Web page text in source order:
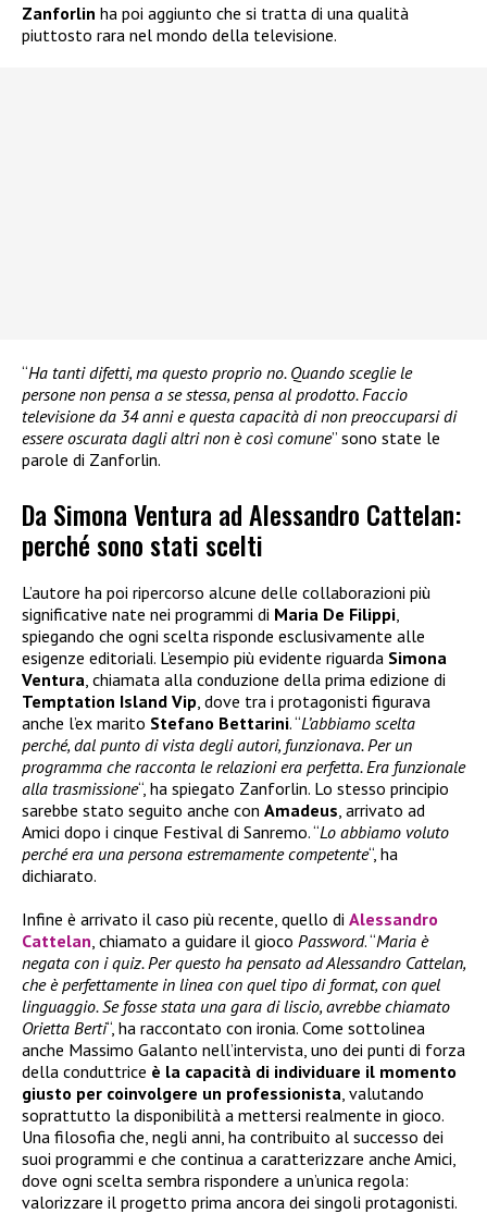
Zanforlin ha poi aggiunto che si tratta di una qualità
piuttosto rara nel mondo della televisione.
“Ha tanti difetti, ma questo proprio no. Quando sceglie le
persone non pensa a se stessa, pensa al prodotto. Faccio
televisione da 34 anni e questa capacità di non preoccuparsi di
essere oscurata dagli altri non è così comune” sono state le
parole di Zanforlin.
Da Simona Ventura ad Alessandro Cattelan:
perché sono stati scelti
L’autore ha poi ripercorso alcune delle collaborazioni più
significative nate nei programmi di Maria De Filippi
spiegando che ogni scelta risponde esclusivamente alle
esigenze editoriali. L’esempio più evidente riguarda Simona
Ventura , chiamata alla conduzione della prima edizione di
Temptation Island Vip , dove tra i protagonisti figurava
anche l’ex marito Stefano Bettarini. “L’abbiamo scelta
perché, dal punto di vista degli autori, funzionava. Per un
programma che racconta le relazioni era perfetta. Era funzionale
alla trasmissione“, ha spiegato Zanforlin. Lo stesso principio
sarebbe stato seguito anche con Amadeus , arrivato ad
Amici dopo i cinque Festival di Sanremo. “Lo abbiamo voluto
perché era una persona estremamente competente“, ha
dichiarato.
Infine è arrivato il caso più recente, quello di Alessandro
Cattelan , chiamato a guidare il gioco Password. “Maria è
negata con i quiz. Per questo ha pensato ad Alessandro Cattelan,
che è perfettamente in linea con quel tipo di format, con quel
linguaggio. Se fosse stata una gara di liscio, avrebbe chiamato
Orietta Berti“, ha raccontato con ironia. Come sottolinea
anche Massimo Galanto nell’intervista, uno dei punti di forza
della conduttrice è la capacità di individuare il momento
giusto per coinvolgere un professionista , valutando
soprattutto la disponibilità a mettersi realmente in gioco.
Una filosofia che, negli anni, ha contribuito al successo dei
suoi programmi e che continua a caratterizzare anche Amici,
dove ogni scelta sembra rispondere a un’unica regola:
valorizzare il progetto prima ancora dei singoli protagonisti.